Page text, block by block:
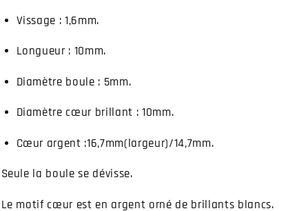
Vissage : 1,6mm.
Longueur : 10mm.
Diamètre boule : 5mm.
Diamètre cœur brillant : 10mm.
Cœur argent :16,7mm(largeur)/14,7mm.
Seule la boule se dévisse.
Le motif cœur est en argent orné de brillants blancs.